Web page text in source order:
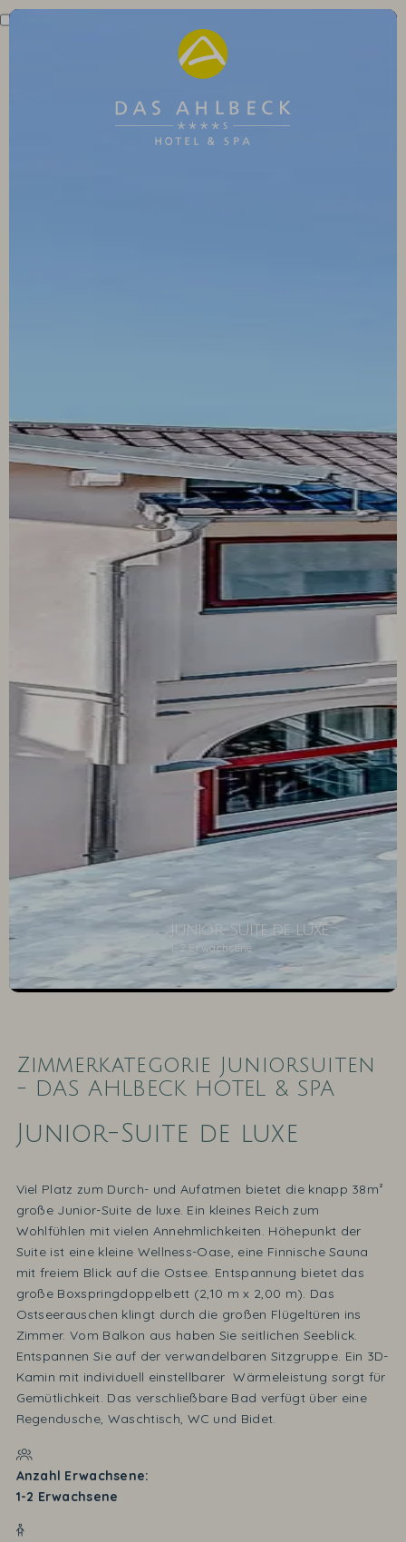
Junior-Suite de luxe
1-2 Erwachsene
Zimmerkategorie Juniorsuiten
- DAS AHLBECK HOTEL & SPA
Junior-Suite de luxe
Viel Platz zum Durch- und Aufatmen bietet die knapp 38m²
große Junior-Suite de luxe. Ein kleines Reich zum
Wohlfühlen mit vielen Annehmlichkeiten. Höhepunkt der
Suite ist eine kleine Wellness-Oase, eine Finnische Sauna
mit freiem Blick auf die Ostsee. Entspannung bietet das
große Boxspringdoppelbett (2,10 m x 2,00 m). Das
Ostseerauschen klingt durch die großen Flügeltüren ins
Zimmer. Vom Balkon aus haben Sie seitlichen Seeblick.
Entspannen Sie auf der verwandelbaren Sitzgruppe. Ein 3D-
Kamin mit individuell einstellbarer Wärmeleistung sorgt für
Gemütlichkeit. Das verschließbare Bad verfügt über eine
Regendusche, Waschtisch, WC und Bidet.
Anzahl Erwachsene
1-2 Erwachsene